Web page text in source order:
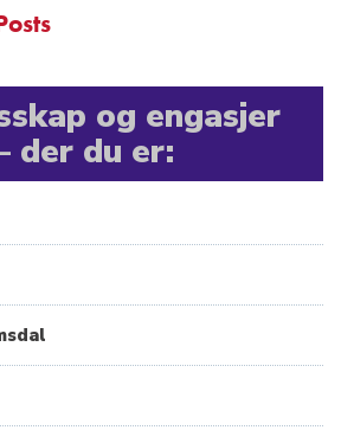
og engasjer
der du er: